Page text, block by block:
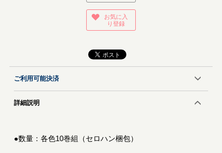
お気に入
り登録
ご利用可能決済
詳細説明
●数量：各色10巻組（セロハン梱包）